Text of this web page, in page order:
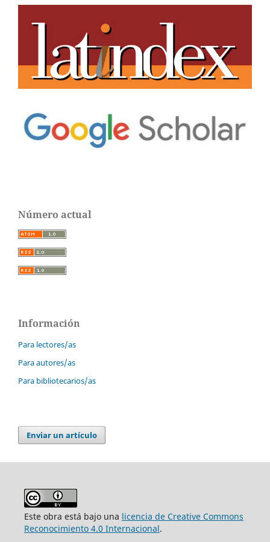
Número actual
Información
Para lectores/as
Para autores/as
Para bibliotecarios/as
Enviar un artículo
Este obra está bajo una licencia de Creative Commons
Reconocimiento 4.0 Internacional.